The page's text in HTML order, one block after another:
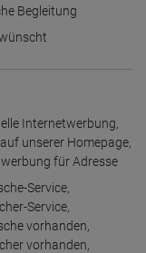
Begleitung
Internetwerbung,
unserer Homepage,
für Adresse
Service,
Service,
vorhanden,
vorhanden,